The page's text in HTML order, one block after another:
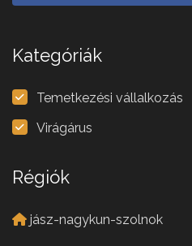
Kategóriák
Temetkezési vállalkozás
Virágárus
Régiók
jász-nagykun-szolnok